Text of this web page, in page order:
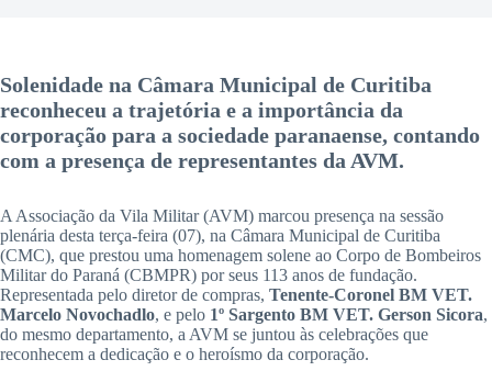
Solenidade na Câmara Municipal de Curitiba
reconheceu a trajetória e a importância da
corporação para a sociedade paranaense, contando
com a presença de representantes da AVM.
A Associação da Vila Militar (AVM) marcou presença na sessão
plenária desta terça-feira (07), na Câmara Municipal de Curitiba
(CMC), que prestou uma homenagem solene ao Corpo de Bombeiros
Militar do Paraná (CBMPR) por seus 113 anos de fundação.
Representada pelo diretor de compras, Tenente-Coronel BM VET.
Marcelo Novochadlo, e pelo 1º Sargento BM VET. Gerson Sicora,
do mesmo departamento, a AVM se juntou às celebrações que
reconhecem a dedicação e o heroísmo da corporação.